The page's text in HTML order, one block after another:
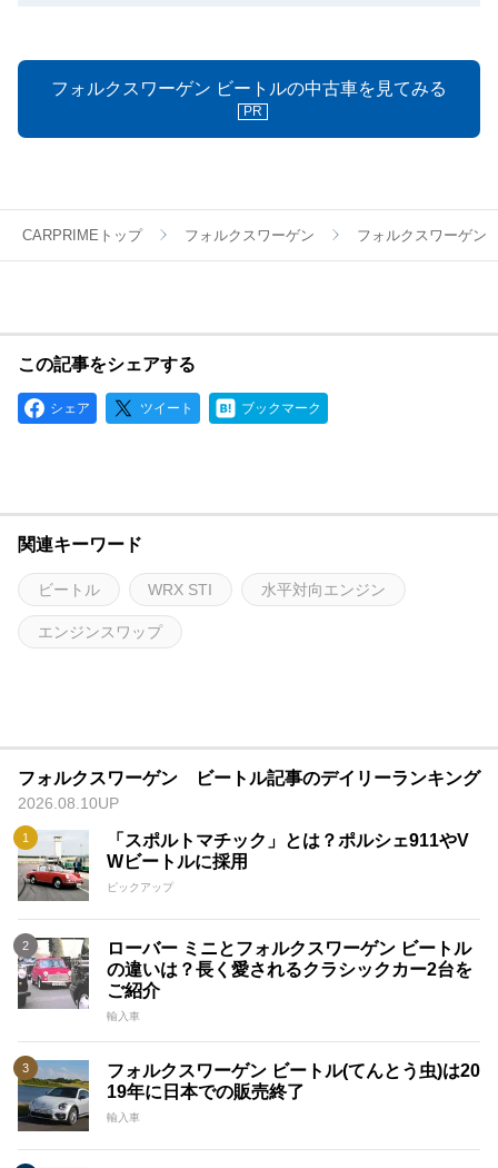
フォルクスワーゲン ビートルの中古車を見てみる
PR
CARPRIMEトップ フォルクスワーゲン フォルクスワーゲ
この記事をシェアする
シェア ツイート ブックマーク
関連キーワード
ビートル WRX STI 水平対向エンジン
エンジンスワップ
フォルクスワーゲン ビートル記事のデイリーランキング
2026.08.10UP
「スポルトマチック」とは？ポルシェ911やV
Wビートルに採用
ピックアップ
ローバー ミニとフォルクスワーゲン ビートル
の違いは？長く愛されるクラシックカー2台を
ご紹介
輸入車
フォルクスワーゲン ビートル(てんとう虫)は20
19年に日本での販売終了
輸入車